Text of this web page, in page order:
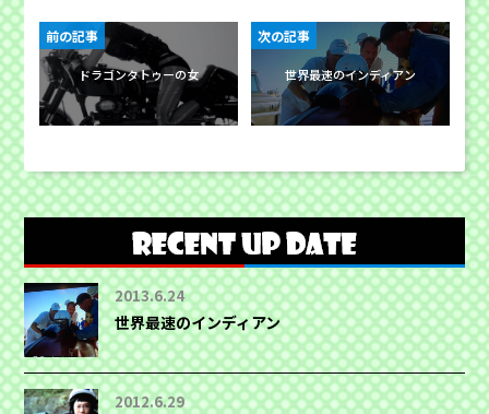
ドラゴンタトゥーの女
前の記事
世界最速のインディアン
次の記事
2013.6.24
世界最速のインディアン
2012.6.29